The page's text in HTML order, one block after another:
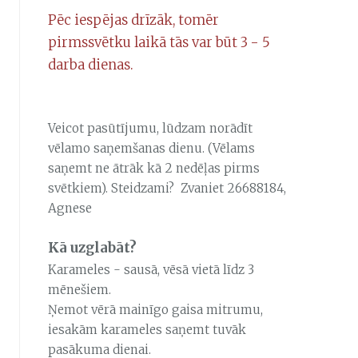
Pēc iespējas drīzāk, tomēr
pirmssvētku laikā tās var būt 3 - 5
darba dienas.
Veicot pasūtījumu, lūdzam norādīt
vēlamo saņemšanas dienu. (Vēlams
saņemt ne ātrāk kā 2 nedēļas pirms
svētkiem). Steidzami? Zvaniet 26688184,
Agnese
Kā uzglabāt?
Karameles - sausā, vēsā vietā līdz 3
mēnešiem.
Ņemot vērā mainīgo gaisa mitrumu,
iesakām karameles saņemt tuvāk
pasākuma dienai.